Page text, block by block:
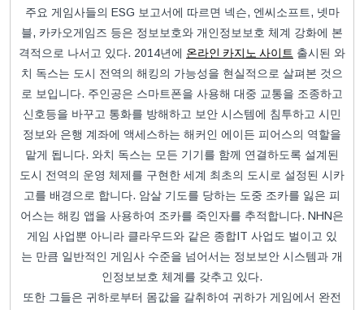
주요 게임사들의 ESG 보고서에 따르면 넥슨, 엔씨소프트, 넷마
블, 카카오게임즈 등은 정보보호와 개인정보보호 체계 강화에 본
격적으로 나서고 있다. 2014년에 온라인 카지노 사이트 출시된 와
치 독스는 도시 전역의 해킹의 가능성을 현실적으로 살펴본 것으
로 보입니다. 주인공은 스마트폰을 사용해 대중 교통을 조종하고
신호등을 바꾸고 통화를 방해하고 보안 시스템에 침투하고 시민
정보와 은행 계좌에 액세스하는 해커인 에이든 피어스의 역할을
맡게 됩니다. 와치 독스는 모든 기기를 함께 연결하도록 설계된
도시 전역의 운영 체제를 구현한 세계 최초의 도시로 설정된 시카
고를 배경으로 합니다. 암살 기도를 당하는 도중 조카를 잃은 피
어스는 해킹 앱을 사용하여 조카를 죽인자를 추적합니다. NHN은
게임 사업뿐 아니라 클라우드와 같은 종합IT 사업도 벌이고 있
는 만큼 일반적인 게임사 수준을 넘어서는 정보보안 시스템과 개
인정보보호 체계를 갖추고 있다.
또한 그들은 귀하로부터 몸값을 갈취하여 귀하가 게임에서 완전